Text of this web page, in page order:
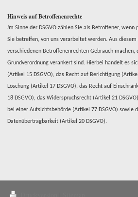
Hinweis auf Betroffenenrechte
Im Sinne der DSGVO zählen Sie als Betroffener, wenn
Sie betreffen, von uns verarbeitet werden. Aus diesem
verschiedenen Betroffenenrechten Gebrauch machen,
Grundverordnung verankert sind. Hierbei handelt es
(Artikel 15 DSGVO), das Recht auf Berichtigung
Löschung (Artikel 17 DSGVO), das Recht auf
18 DSGVO), das Widerspruchsrecht (Artikel 21
bei einer Aufsichtsbehörde (Artikel 77 DSGVO) sowie
Datenübertragbarkeit (Artikel 20 DSGVO).
|